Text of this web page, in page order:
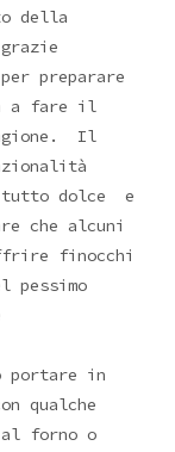
della
preparare
a fare il
Il
tutto dolce e
che alcuni
finocchi
pessimo
portare in
qualche
forno o